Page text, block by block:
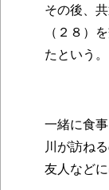
その後、
（２８）
たという。
一緒に食
川が訪ね
友人など